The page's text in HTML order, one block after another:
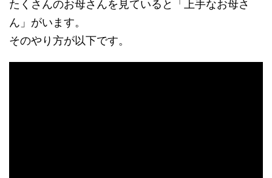
たくさんのお母さんを見ていると「上手なお母さ
ん」がいます。
そのやり方が以下です。